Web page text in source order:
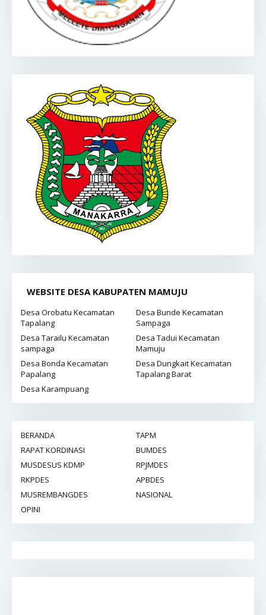
WEBSITE DESA KABUPATEN MAMUJU
Desa Orobatu Kecamatan
Tapalang
Desa Bunde Kecamatan
Sampaga
Desa Tarailu Kecamatan
sampaga
Desa Tadui Kecamatan
Mamuju
Desa Bonda Kecamatan
Papalang
Desa Dungkait Kecamatan
Tapalang Barat
Desa Karampuang
BERANDA
TAPM
RAPAT KORDINASI
BUMDES
MUSDESUS KDMP
RPJMDES
RKPDES
APBDES
MUSREMBANGDES
NASIONAL
OPINI